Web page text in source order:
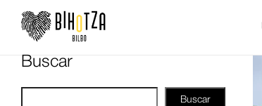
Buscar
Buscar